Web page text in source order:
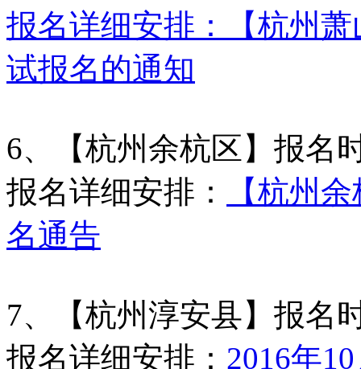
报名详细安排：【杭州
试报名的通知
6、【杭州余杭区】报名
报名详细安排：
【杭州
名通告
7、【杭州淳安县】报名
报名详细安排： 2016年